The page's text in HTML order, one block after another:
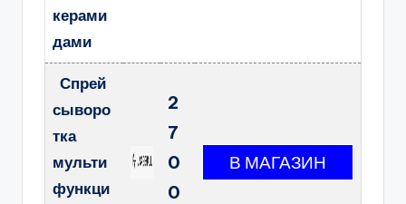
керами
дами
Спрей
сыворо
тка
мульти
функци
2
7
0
0